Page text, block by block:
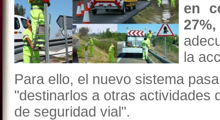
en
27%,
la
Para ello, el nuevo sistema
"destinarlos a otras actividades
de seguridad vial".